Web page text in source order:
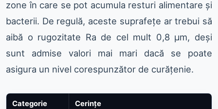
zone în care se pot acumula resturi alimentare și
bacterii. De regulă, aceste suprafețe ar trebui să
aibă o rugozitate Ra de cel mult 0,8 μm, deși
sunt admise valori mai mari dacă se poate
asigura un nivel corespunzător de curățenie.
Categorie Cerințe